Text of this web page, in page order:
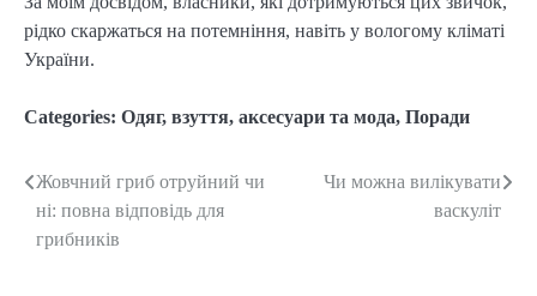
рідко скаржаться на потемніння, навіть у вологому кліматі
України.
Categories: Одяг, взуття, аксесуари та мода, Поради
Post
navigation
Жовчний гриб отруйний чи
ні: повна відповідь для
грибників
Чи можна вилікувати
васкуліт